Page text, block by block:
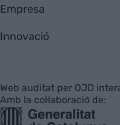
Empresa
Innovació
Web auditat per OJD
Amb la col·laboració de: